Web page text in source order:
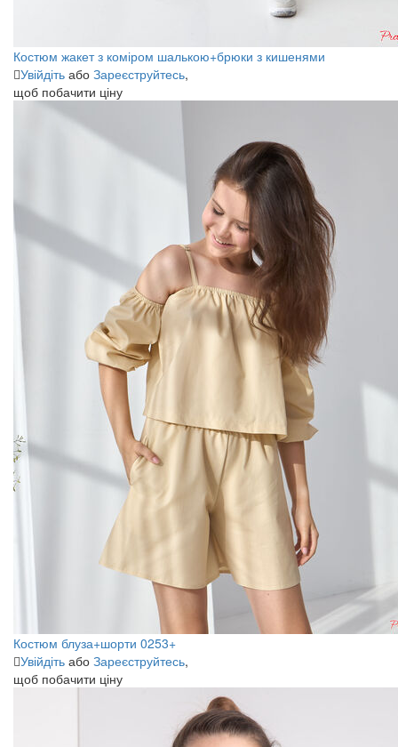
Костюм жакет з коміром шалькою+брюки з кишенями
Увійдіть або Зареєструйтесь,
щоб побачити ціну
Костюм блуза+шорти 0253+
Увійдіть або Зареєструйтесь,
щоб побачити ціну